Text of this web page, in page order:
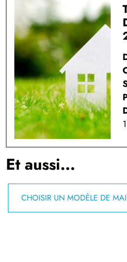
Et aussi...
CHOISIR UN MODÈLE DE